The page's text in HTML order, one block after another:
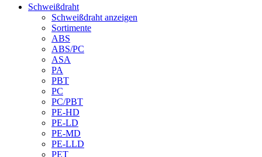
Schweißdraht
Schweißdraht anzeigen
Sortimente
ABS
ABS/PC
ASA
PA
PBT
PC
PC/PBT
PE-HD
PE-LD
PE-MD
PE-LLD
PET